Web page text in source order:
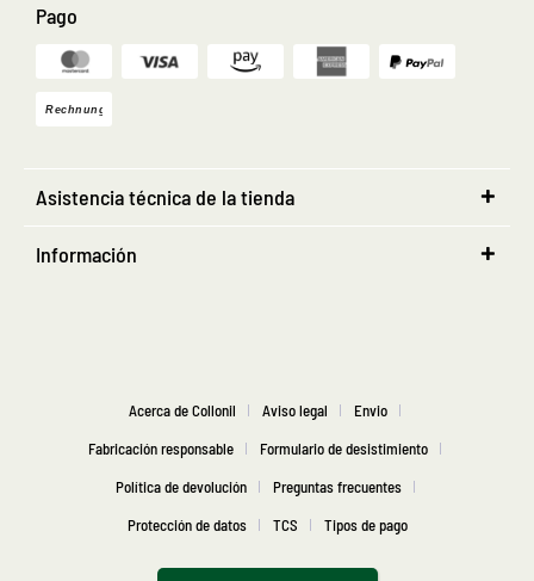
Pago
Asistencia técnica de la tienda
Información
Acerca de Collonil Aviso legal
Envio
Fabricación responsable
Formulario de desistimiento
Política de devolución
Preguntas frecuentes
Protección de datos
TCS Tipos de pago